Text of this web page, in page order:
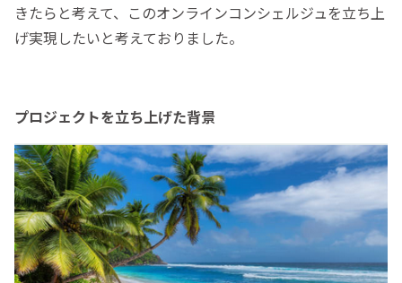
きたらと考えて、このオンラインコンシェルジュを立ち上
げ実現したいと考えておりました。
プロジェクトを立ち上げた背景